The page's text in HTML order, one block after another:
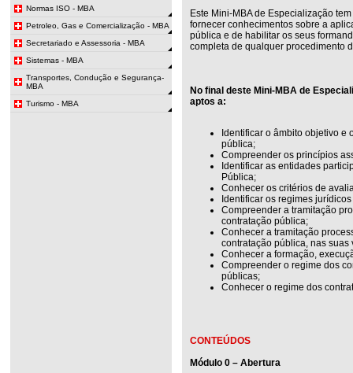
Normas ISO - MBA
Petroleo, Gas e Comercialização - MBA
Secretariado e Assessoria - MBA
Sistemas - MBA
Transportes, Condução e Segurança-
MBA
Turismo - MBA
Este Mini-MBA de Especialização
fornecer conhecimentos sobre a
pública e de habilitar os seus
completa de qualquer procedimento
No final deste Mini-MBA de
aptos a:
Identificar o âmbito objetivo e
pública;
Compreender os princípios
Identificar as entidades
Pública;
Conhecer os critérios de
Identificar os regimes
Compreender a tramitação
contratação pública;
Conhecer a tramitação
contratação pública, nas
Conhecer a formação,
Compreender o regime dos
públicas;
Conhecer o regime dos
CONTEÚDOS
Módulo 0 – Abertura